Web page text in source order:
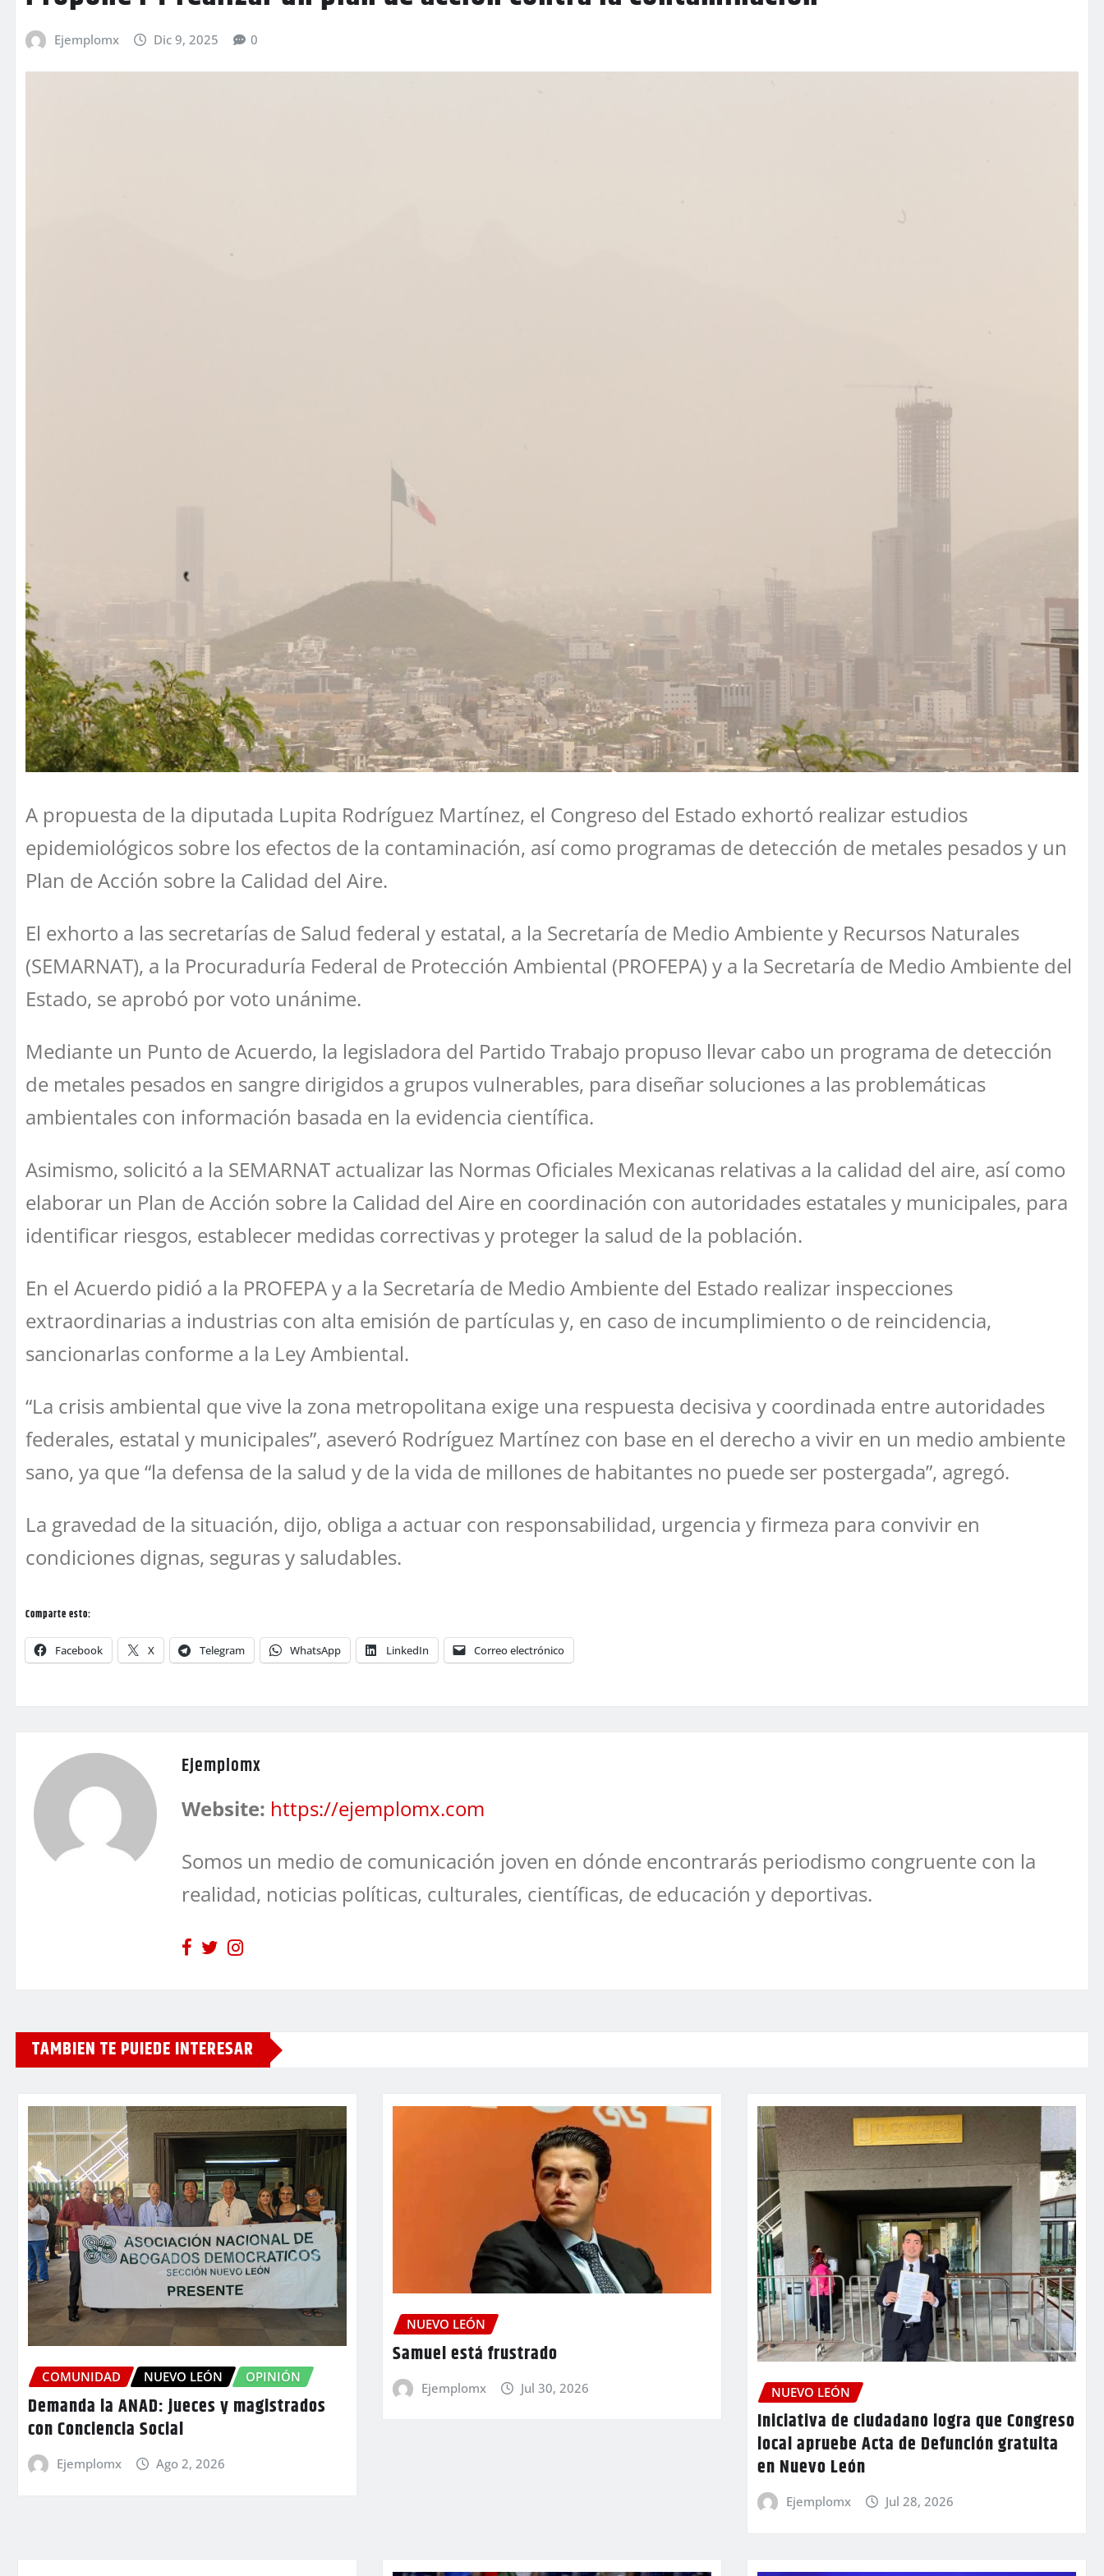
Ejemplomx Dic 9, 2025 0
A propuesta de la diputada Lupita Rodríguez Martínez, el Congreso del Estado exhortó realizar estudios
epidemiológicos sobre los efectos de la contaminación, así como programas de detección de metales pesados y un
Plan de Acción sobre la Calidad del Aire.
El exhorto a las secretarías de Salud federal y estatal, a la Secretaría de Medio Ambiente y Recursos Naturales
(SEMARNAT), a la Procuraduría Federal de Protección Ambiental (PROFEPA) y a la Secretaría de Medio Ambiente del
Estado, se aprobó por voto unánime.
Mediante un Punto de Acuerdo, la legisladora del Partido Trabajo propuso llevar cabo un programa de detección
de metales pesados en sangre dirigidos a grupos vulnerables, para diseñar soluciones a las problemáticas
ambientales con información basada en la evidencia científica.
Asimismo, solicitó a la SEMARNAT actualizar las Normas Oficiales Mexicanas relativas a la calidad del aire, así como
elaborar un Plan de Acción sobre la Calidad del Aire en coordinación con autoridades estatales y municipales, para
identificar riesgos, establecer medidas correctivas y proteger la salud de la población.
En el Acuerdo pidió a la PROFEPA y a la Secretaría de Medio Ambiente del Estado realizar inspecciones
extraordinarias a industrias con alta emisión de partículas y, en caso de incumplimiento o de reincidencia,
sancionarlas conforme a la Ley Ambiental.
“La crisis ambiental que vive la zona metropolitana exige una respuesta decisiva y coordinada entre autoridades
federales, estatal y municipales”, aseveró Rodríguez Martínez con base en el derecho a vivir en un medio ambiente
sano, ya que “la defensa de la salud y de la vida de millones de habitantes no puede ser postergada”, agregó.
La gravedad de la situación, dijo, obliga a actuar con responsabilidad, urgencia y firmeza para convivir en
condiciones dignas, seguras y saludables.
Comparte esto:
Facebook X Telegram WhatsApp LinkedIn Correo electrónico
Ejemplomx
Website: https://ejemplomx.com
Somos un medio de comunicación joven en dónde encontrarás periodismo congruente con la
realidad, noticias políticas, culturales, científicas, de educación y deportivas.
TAMBIEN TE PUIEDE INTERESAR
COMUNIDAD NUEVO LEÓN OPINIÓN
Demanda la ANAD: jueces y magistrados
con Conciencia Social
Ejemplomx Ago 2, 2026
NUEVO LEÓN
Samuel está frustrado
Ejemplomx Jul 30, 2026 NUEVO LEÓN
Iniciativa de ciudadano logra que Congreso
local apruebe Acta de Defunción gratuita
en Nuevo León
Ejemplomx Jul 28, 2026